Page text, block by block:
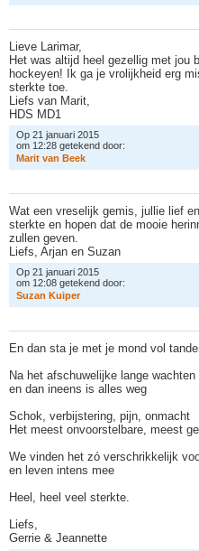
Lieve Larimar,
Het was altijd heel gezellig met jou
hockeyen! Ik ga je vrolijkheid erg
sterkte toe.
Liefs van Marit,
HDS MD1
Op 21 januari 2015
om 12:28 getekend door:
Marit van Beek
Wat een vreselijk gemis, jullie lief
sterkte en hopen dat de mooie
zullen geven.
Liefs, Arjan en Suzan
Op 21 januari 2015
om 12:08 getekend door:
Suzan Kuiper
En dan sta je met je mond vol
Na het afschuwelijke lange
en dan ineens is alles weg
Schok, verbijstering, pijn, onmacht
Het meest onvoorstelbare, meest
We vinden het zó verschrikkelijk
en leven intens mee
Heel, heel veel sterkte.
Liefs,
Gerrie & Jeannette